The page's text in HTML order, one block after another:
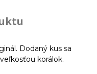
Dodaný kus sa
korálok.